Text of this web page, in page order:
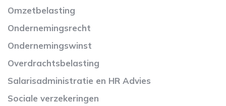
Omzetbelasting
Ondernemingsrecht
Ondernemingswinst
Overdrachtsbelasting
Salarisadministratie en HR Advies
Sociale verzekeringen